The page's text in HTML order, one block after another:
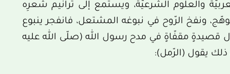
والعلوم الشّرعيّة، ويستمع إلى ترانيم شعرِه
ونفخ الرّوح في نبوغه المشتعل، فانفجر ينبوع
قصيدةٍ مقفّاةٍ في مدح رسول الله (صلّى الله عليه
يقول (الرّمل):